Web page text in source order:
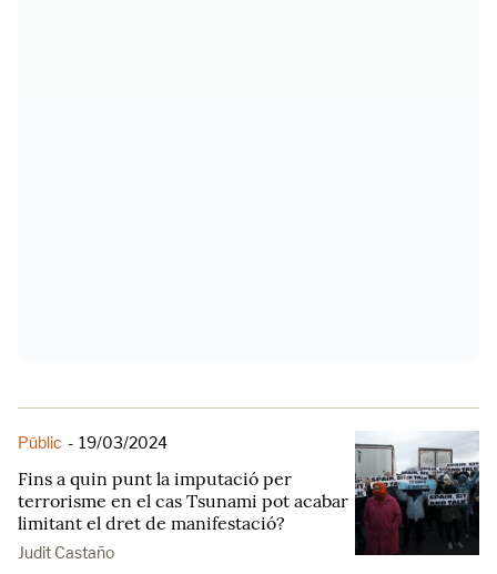
Públic - 19/03/2024
Fins a quin punt la imputació per
terrorisme en el cas Tsunami pot acabar
limitant el dret de manifestació?
Judit Castaño